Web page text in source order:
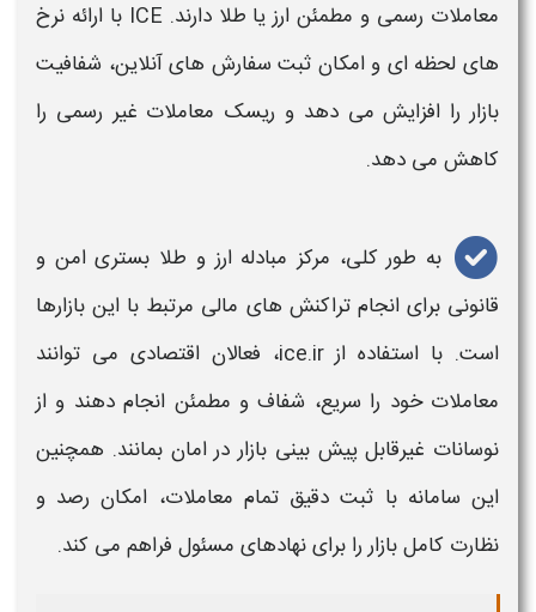
معاملات رسمی و مطمئن ارزیا طلا
دارند. ICE با ارائه نرخ‌
های لحظه‌ ای و امکان ثبت سفارش‌ های آنلاین، شفافیت
بازار را افزایش می‌ دهد و ریسک معاملات غیر رسمی را
کاهش می‌ دهد.
به طور کلی، مرکز مبادله ارز و طلا بستری امن و
قانونی برای انجام تراکنش‌ های مالی مرتبط با این بازارها
است. با استفاده از ice.ir، فعالان اقتصادی می‌ توانند
معاملاتخود را سریع، شفاف و مطمئن انجام دهند و از
نوسانات غیرقابل پیش‌ بینی بازار در امان بمانند. همچنین
این سامانهبا ثبت دقیق تمام معاملات، امکان رصد و
نظارت کامل بازار را برای نهادهای مسئول فراهم می‌ کند.